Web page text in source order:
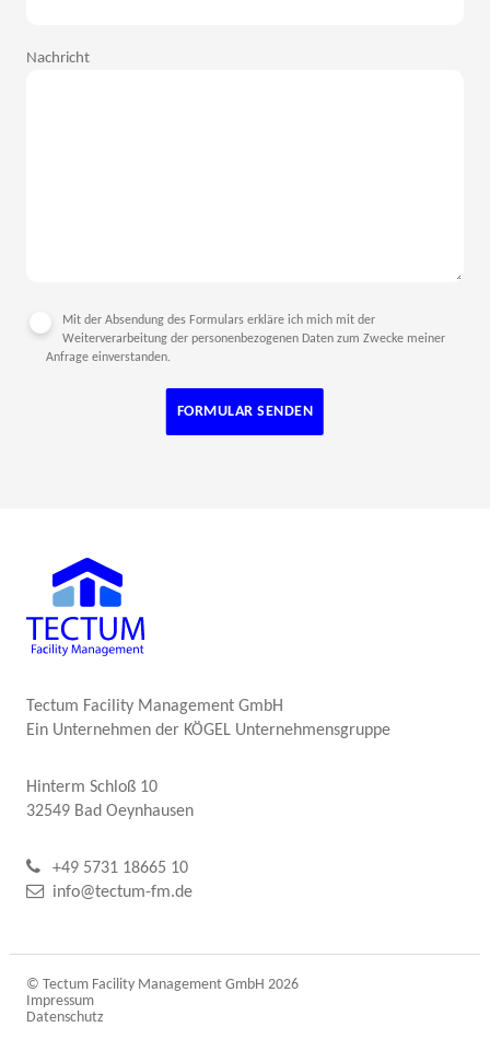
Nachricht
Mit der Absendung des Formulars erkläre ich mich mit der
Weiterverarbeitung der personenbezogenen Daten zum Zwecke meiner
Anfrage einverstanden.
Tectum Facility Management GmbH
Ein Unternehmen der KÖGEL Unternehmensgruppe
Hinterm Schloß 10
32549 Bad Oeynhausen
+49 5731 18665 10
info@tectum-fm.de
© Tectum Facility Management GmbH 2026
Impressum
Datenschutz